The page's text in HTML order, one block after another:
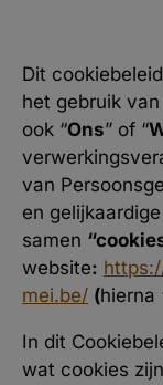
Dit cookiebeleid
het gebruik
ook “Ons” of “
van
en
samen
website:
mei.be/ (hierna
In dit
wat cookies